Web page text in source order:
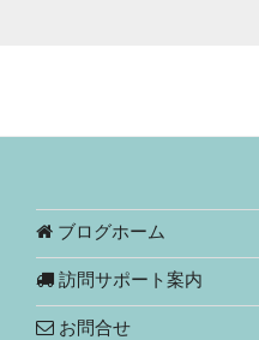
ブログホーム
訪問サポート案内
お問合せ